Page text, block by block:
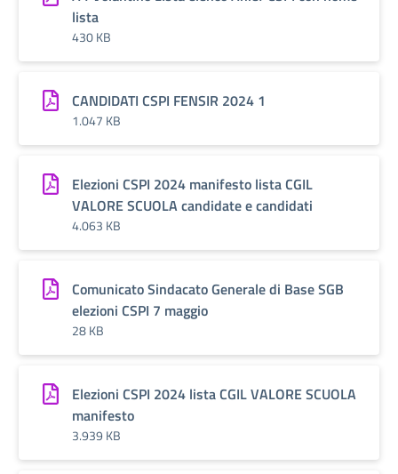
lista
430 KB
CANDIDATI CSPI FENSIR 2024 1
1.047 KB
Elezioni CSPI 2024 manifesto lista CGIL
VALORE SCUOLA candidate e candidati
4.063 KB
Comunicato Sindacato Generale di Base SGB
elezioni CSPI 7 maggio
28 KB
Elezioni CSPI 2024 lista CGIL VALORE SCUOLA
manifesto
3.939 KB